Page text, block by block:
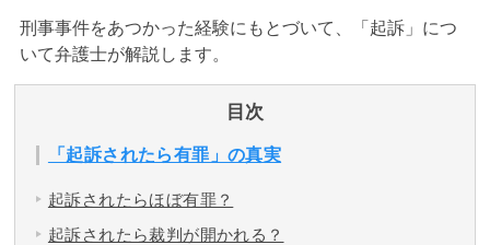
刑事事件をあつかった経験にもとづいて、「起訴」につ
いて弁護士が解説します。
目次
「起訴されたら有罪」の真実
起訴されたらほぼ有罪？
起訴されたら裁判が開かれる？